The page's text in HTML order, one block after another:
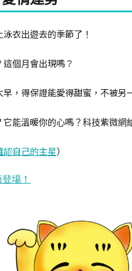
衣出遊去的季節了！
個月會出現嗎？
，得保證能愛得甜蜜，不被另
能溫暖你的心嗎？科技紫微網
認自己的主星）